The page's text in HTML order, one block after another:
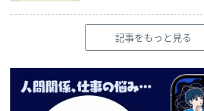
記事をもっと見る